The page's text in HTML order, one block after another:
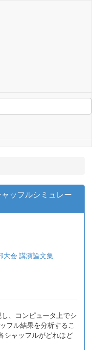
ャッフルシミュレー
大会 講演論文集
、コンピュータ上でシ
フル結果を分析するこ
シャッフルがどれほど